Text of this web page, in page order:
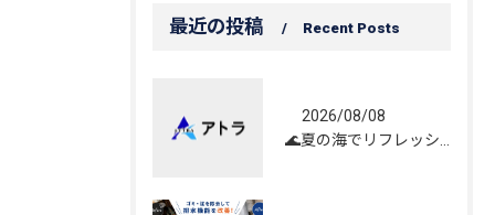
最近の投稿 Recent Posts
2026/08/08